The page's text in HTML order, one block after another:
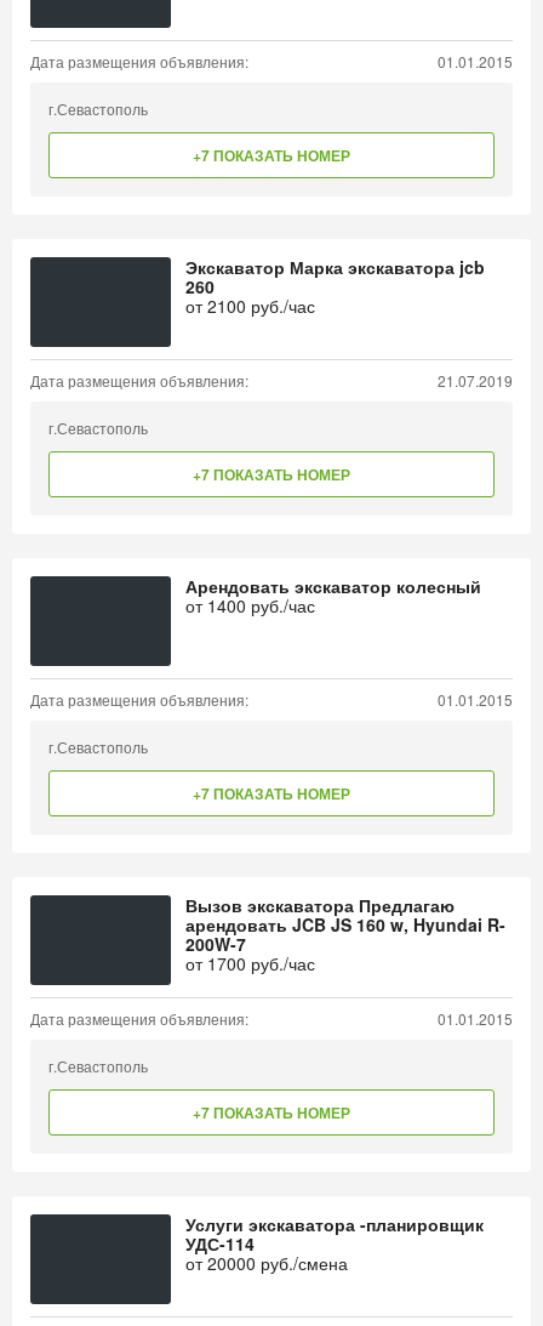
Дата размещения объявления: 01.01.2015
г.Севастополь
+7 ПОКАЗАТЬ НОМЕР
Экскаватор Марка экскаватора jcb
260
от2100 руб./час
Дата размещения объявления: 21.07.2019
г.Севастополь
+7 ПОКАЗАТЬ НОМЕР
Арендовать экскаватор колесный
от 1400 руб./час
Дата размещения объявления: 01.01.2015
г.Севастополь
+7 ПОКАЗАТЬ НОМЕР
Вызов экскаватора Предлагаю
арендовать JCB JS 160 w, Hyundai R-
200W-7
от 1700 руб./час
Дата размещения объявления: 01.01.2015
г.Севастополь
+7 ПОКАЗАТЬ НОМЕР
Услуги экскаватора -планировщик
УДС-114
от20000 руб./смена